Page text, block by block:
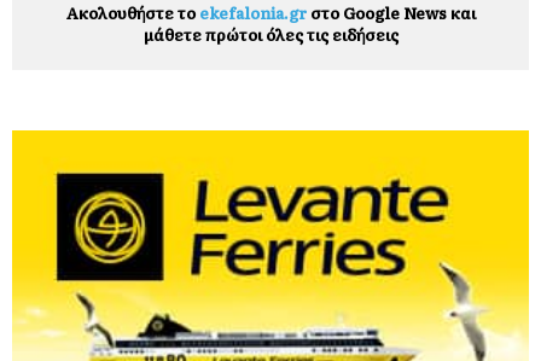
Ακολουθήστε το ekefalonia.grστο Google News και
μάθετε πρώτοι όλες τις ειδήσεις